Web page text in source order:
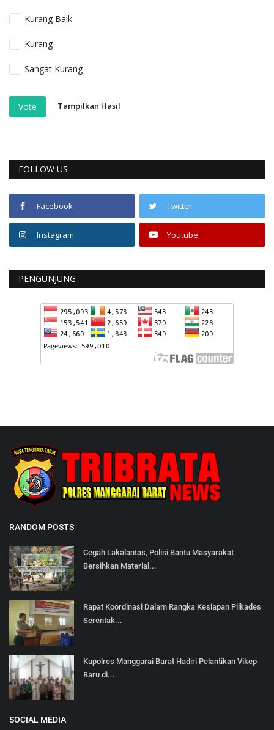
Kurang Baik
Kurang
Sangat Kurang
Vote Tampilkan Hasil
FOLLOW US
Facebook Twitter
Instagram Youtube
PENGUNJUNG
RANDOM POSTS
Cegah Lakalantas, Polisi Bantu Masyarakat
Bersihkan Material...
Rapat Koordinasi Dalam Rangka Kesiapan Pilkades
Serentak...
Kapolres Manggarai Barat Hadiri Pelantikan Vikep
Baru di...
SOCIAL MEDIA